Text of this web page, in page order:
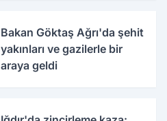
Bakan Göktaş Ağrı'da şehit
yakınları ve gazilerle bir
araya geldi